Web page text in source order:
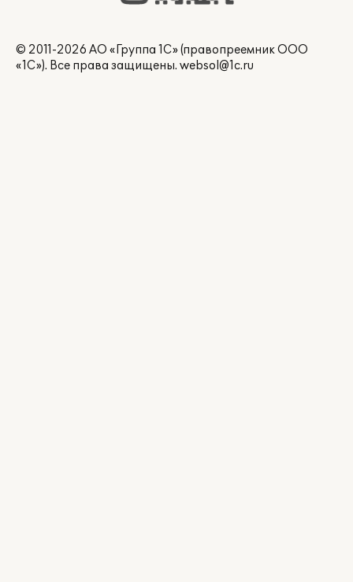
© 2011-2026 АО «Группа 1С» (правопреемник ООО
«1С»). Все права защищены. websol@1c.ru